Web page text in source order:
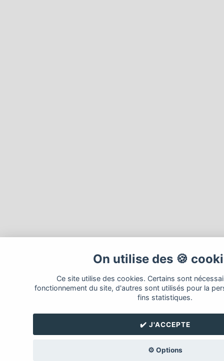
On utilise des 🍪
Ce site utilise des cookies. Certains sont
fonctionnement du site, d'autres sont utilisés pour la
fins statistiques.
✔️ J'ACCEPTE
⚙️ Options